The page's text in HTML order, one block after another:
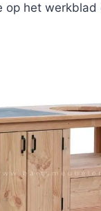
op het werkblad